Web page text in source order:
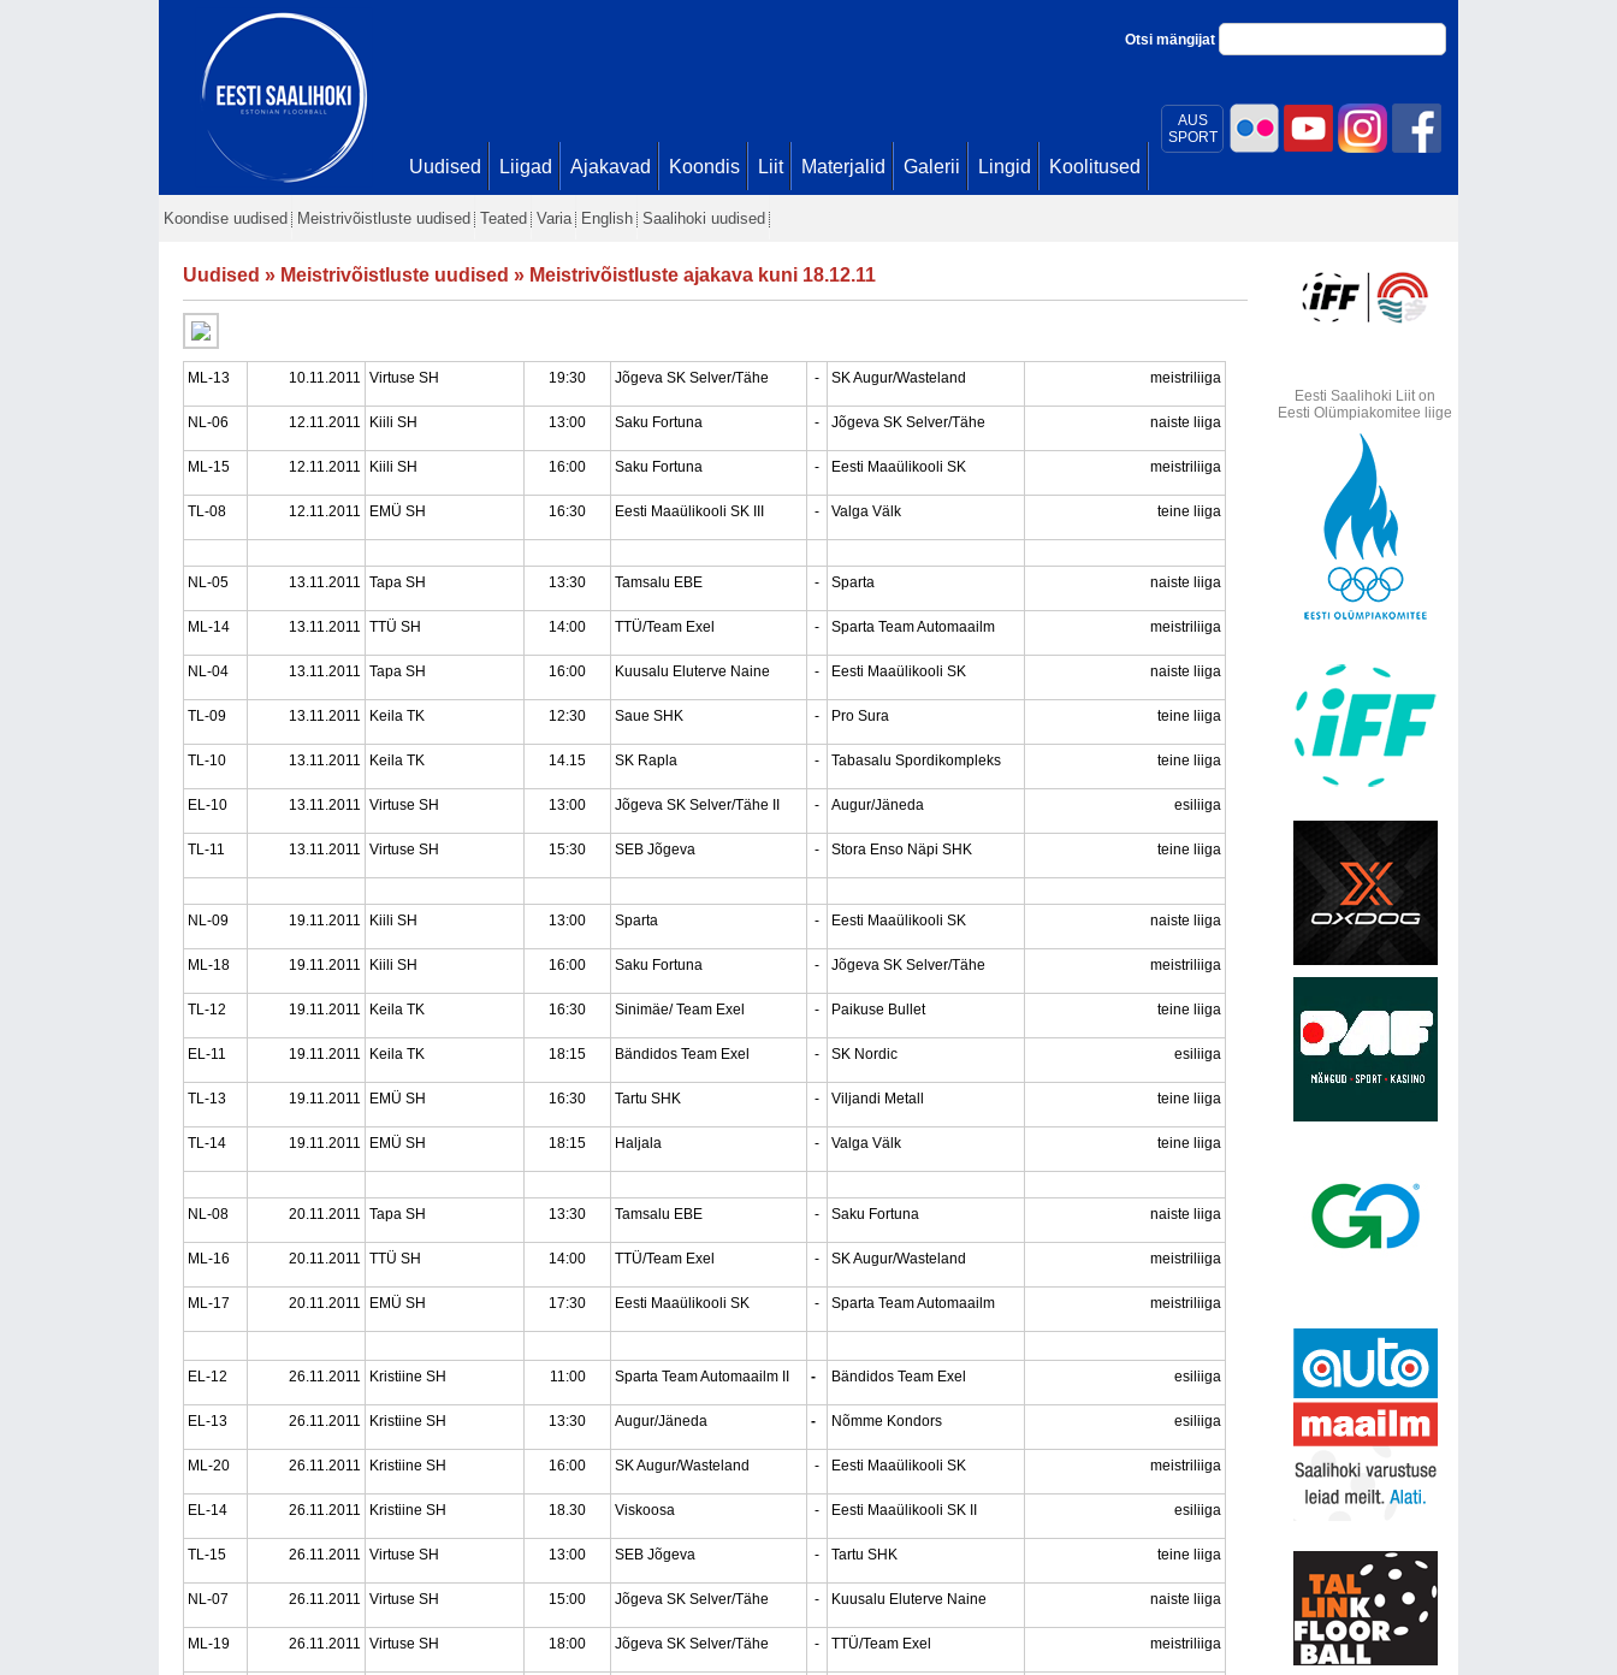
AUS
SPORT
Otsi mängijat
Uudised Liigad Ajakavad Koondis Liit Materjalid Galerii Lingid Koolitused
Koondise uudised Meistrivõistluste uudised Teated Varia English Saalihoki uudised
Uudised » Meistrivõistluste uudised » Meistrivõistluste ajakava kuni 18.12.11
ML-13 10.11.2011 Virtuse SH 19:30 Jõgeva SK Selver/Tähe - SK Augur/Wasteland meistriliiga
NL-06 12.11.2011 Kiili SH 13:00 Saku Fortuna - Jõgeva SK Selver/Tähe naiste liiga
ML-15 12.11.2011 Kiili SH 16:00 Saku Fortuna - Eesti Maaülikooli SK meistriliiga
TL-08 12.11.2011 EMÜ SH 16:30 Eesti Maaülikooli SK III - Valga Välk teine liiga
NL-05 13.11.2011 Tapa SH 13:30 Tamsalu EBE - Sparta naiste liiga
ML-14 13.11.2011 TTÜ SH 14:00 TTÜ/Team Exel - Sparta Team Automaailm meistriliiga
NL-04 13.11.2011 Tapa SH 16:00 Kuusalu Eluterve Naine - Eesti Maaülikooli SK naiste liiga
TL-09 13.11.2011 Keila TK 12:30 Saue SHK - Pro Sura teine liiga
TL-10 13.11.2011 Keila TK 14.15 SK Rapla - Tabasalu Spordikompleks teine liiga
EL-10 13.11.2011 Virtuse SH 13:00 Jõgeva SK Selver/Tähe II - Augur/Jäneda esiliiga
TL-11 13.11.2011 Virtuse SH 15:30 SEB Jõgeva - Stora Enso Näpi SHK teine liiga
NL-09 19.11.2011 Kiili SH 13:00 Sparta - Eesti Maaülikooli SK naiste liiga
ML-18 19.11.2011 Kiili SH 16:00 Saku Fortuna - Jõgeva SK Selver/Tähe meistriliiga
TL-12 19.11.2011 Keila TK 16:30 Sinimäe/ Team Exel - Paikuse Bullet teine liiga
EL-11 19.11.2011 Keila TK 18:15 Bändidos Team Exel - SK Nordic esiliiga
TL-13 19.11.2011 EMÜ SH 16:30 Tartu SHK - Viljandi Metall teine liiga
TL-14 19.11.2011 EMÜ SH 18:15 Haljala - Valga Välk teine liiga
NL-08 20.11.2011 Tapa SH 13:30 Tamsalu EBE - Saku Fortuna naiste liiga
ML-16 20.11.2011 TTÜ SH 14:00 TTÜ/Team Exel - SK Augur/Wasteland meistriliiga
ML-17 20.11.2011 EMÜ SH 17:30 Eesti Maaülikooli SK - Sparta Team Automaailm meistriliiga
EL-12 26.11.2011 Kristiine SH 11:00 Sparta Team Automaailm II - Bändidos Team Exel esiliiga
EL-13 26.11.2011 Kristiine SH 13:30 Augur/Jäneda - Nõmme Kondors esiliiga
ML-20 26.11.2011 Kristiine SH 16:00 SK Augur/Wasteland - Eesti Maaülikooli SK meistriliiga
EL-14 26.11.2011 Kristiine SH 18.30 Viskoosa - Eesti Maaülikooli SK II esiliiga
TL-15 26.11.2011 Virtuse SH 13:00 SEB Jõgeva - Tartu SHK teine liiga
NL-07 26.11.2011 Virtuse SH 15:00 Jõgeva SK Selver/Tähe - Kuusalu Eluterve Naine naiste liiga
ML-19 26.11.2011 Virtuse SH 18:00 Jõgeva SK Selver/Tähe - TTÜ/Team Exel meistriliiga
Eesti Saalihoki Liit on
Eesti Olümpiakomitee liige